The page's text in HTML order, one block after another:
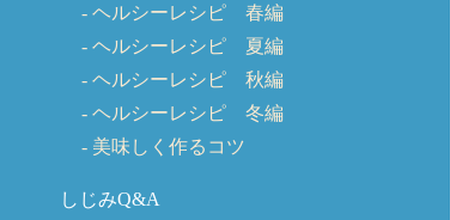
ヘルシーレシピ 春編
ヘルシーレシピ 夏編
ヘルシーレシピ 秋編
ヘルシーレシピ 冬編
美味しく作るコツ
しじみQ&A